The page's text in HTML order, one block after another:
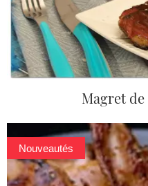
Magret
Nouveautés